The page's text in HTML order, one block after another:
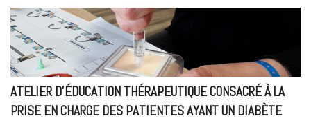
aux
patients
du
MHM »
en
images »
Parcours
sein »
ATELIER D’ÉDUCATION THÉRAPEUTIQUE CONSACRÉ À LA
PRISE EN CHARGE DES PATIENTES AYANT UN DIABÈTE